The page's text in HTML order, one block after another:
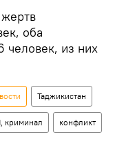
оба
человек, из них
Таджикистан
криминал конфликт